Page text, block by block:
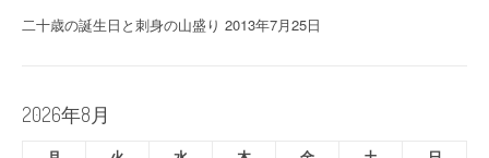
二十歳の誕生日と刺身の山盛り 2013年7月25日
2026年8月